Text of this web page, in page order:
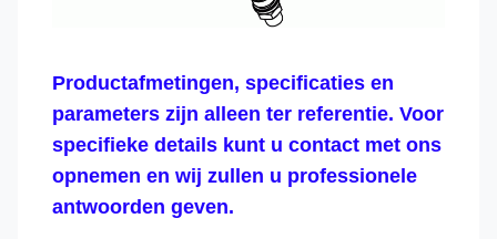
Productafmetingen, specificaties en
parameters zijn alleen ter referentie. Voor
specifieke details kunt u contact met ons
opnemen en wij zullen u professionele
antwoorden geven.